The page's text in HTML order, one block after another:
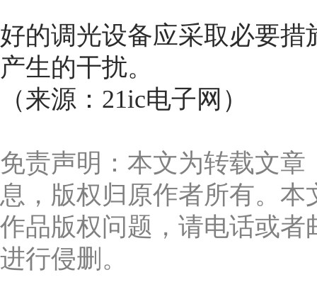
好的调光设备应采取必要
产生的干扰。
（来源：21ic电子网）
免责声明：本文为转载文
息，版权归原作者所有。
作品版权问题，请电话或者
进行侵删。